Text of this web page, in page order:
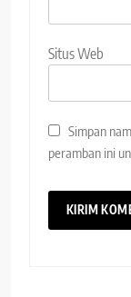
Situs Web
Simpan
peramban ini